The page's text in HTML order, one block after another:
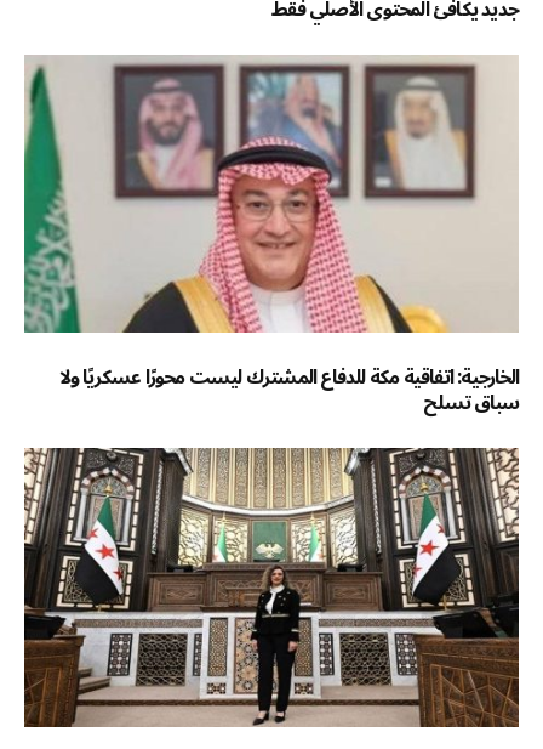
جديد يكافئ المحتوى الأصلي فقط
الخارجية: اتفاقية مكة للدفاع المشترك ليست محورًا عسكريًا ولا
سباق تسلح